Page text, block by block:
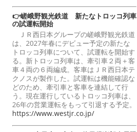
👉嵯峨野観光鉄道 新たなトロッコ列車
の試運転開始
ＪＲ西日本グループの嵯峨野観光鉄道
は、2027年春にデビュー予定の新たな
トロッコ列車について、試運転を開始す
る。新トロッコ列車は、牽引車２両＋客
車４両の６両編成。客車はＪＲ西日本テ
クノスが製作した。試運転は機能確認な
どのため、牽引車と客車を連結して行
う。現在運行しているトロッコ列車は、
26年の営業運転をもって引退する予定。
https://www.westjr.co.jp/